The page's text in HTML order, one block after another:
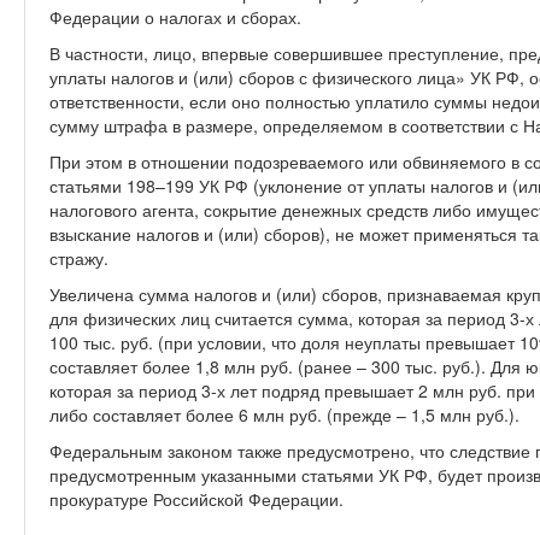
Федерации о налогах и сборах.
В частности, лицо, впервые совершившее преступление,
уплаты налогов и (или) сборов с физического лица» УК РФ,
ответственности, если оно полностью уплатило суммы
сумму штрафа в размере, определяемом в соответствии с
При этом в отношении подозреваемого или обвиняемого в
статьями 198–199 УК РФ (уклонение от уплаты налогов и
налогового агента, сокрытие денежных средств либо
взыскание налогов и (или) сборов), не может применяться
стражу.
Увеличена сумма налогов и (или) сборов, признаваемая
для физических лиц считается сумма, которая за период
100 тыс. руб. (при условии, что доля неуплаты превышает
составляет более 1,8 млн руб. (ранее – 300 тыс. руб.). Для
которая за период 3-х лет подряд превышает 2 млн руб.
либо составляет более 6 млн руб. (прежде – 1,5 млн руб.).
Федеральным законом также предусмотрено, что
предусмотренным указанными статьями УК РФ, будет
прокуратуре Российской Федерации.